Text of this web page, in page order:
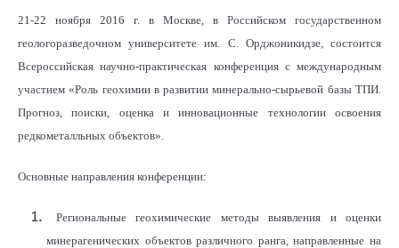
21-22 ноября 2016 г. в Москве, в Российском государственном
геологоразведочном университете им. С. Орджоникидзе, состоится
Всероссийская научно-практическая конференция с международным
участием «Роль геохимии в развитии минерально-сырьевой базы ТПИ.
Прогноз, поиски, оценка и инновационные технологии освоения
редкометалльных объектов».
Основные направления конференции:
Региональные геохимические методы выявления и оценки
минерагенических объектов различного ранга, направленные на